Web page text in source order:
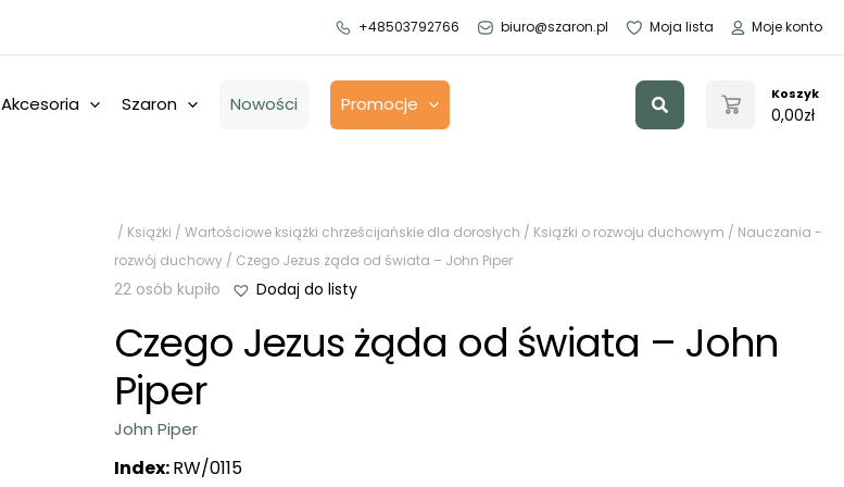
+48503792766 biuro@szaron.pl Moja lista Moje konto
Akcesoria Szaron Nowości Promocje Szukaj Koszyk
0,00zł
/ Książki / Wartościowe książki chrześcijańskie dla dorosłych / Książki o rozwoju duchowym / Nauczania -
rozwój duchowy / Czego Jezus żąda od świata – John Piper
22 osób kupiło Dodaj do listy
Czego Jezus żąda od świata – John
Piper
John Piper
Index:RW/0115